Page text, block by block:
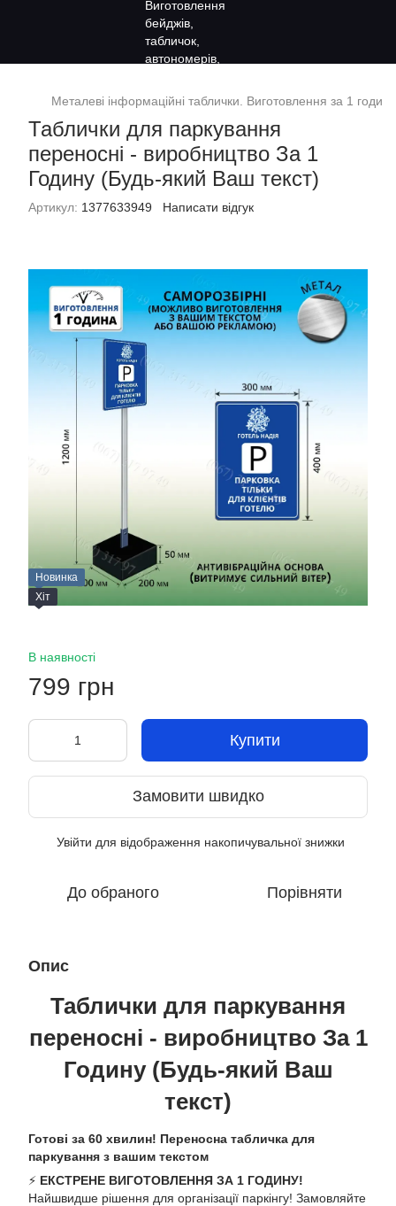
Металеві інформаційні таблички. Виготовлення за 1 годину
Таблички для паркування
переносні - виробництво За 1
Годину (Будь-який Ваш текст)
Артикул: 1377633949 Написати відгук
Новинка
Хіт
В наявності
799 грн
Купити
Замовити швидко
Увійти для відображення накопичувальної знижки
До обраного Порівняти
Опис
Таблички для паркування
переносні - виробництво За 1
Годину (Будь-який Ваш
текст)
Готові за 60 хвилин! Переносна табличка для
паркування з вашим текстом
⚡️ ЕКСТРЕНЕ ВИГОТОВЛЕННЯ ЗА 1 ГОДИНУ!
Найшвидше рішення для організації паркінгу! Замовляйте